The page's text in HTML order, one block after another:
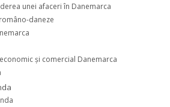
unei afaceri în Danemarca
daneze
şi comercial Danemarca